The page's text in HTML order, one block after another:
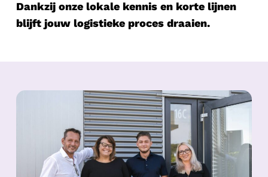
Dankzij onze lokale kennis en korte lijnen
blijft jouw logistieke proces draaien.